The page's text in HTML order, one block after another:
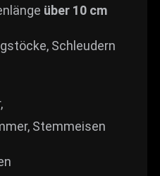
über 10 cm
Schleudern
Stemmeisen